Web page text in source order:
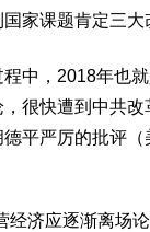
家课题肯定三大
中，2018年也
很快遭到中共
平严厉的批评
经济应逐渐离场